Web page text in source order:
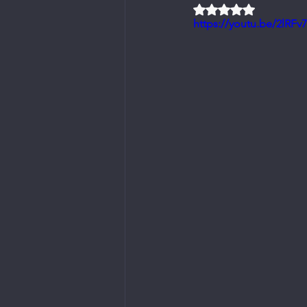
Rated NaN out of 5
https://youtu.be/